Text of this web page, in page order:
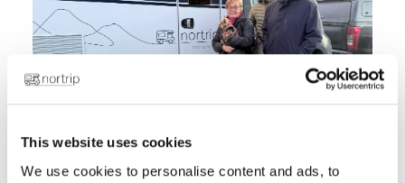
This website uses cookies
We use cookies to personalise content and ads, to